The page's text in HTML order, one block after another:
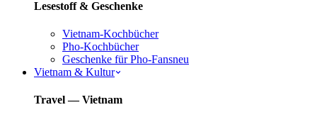
Lesestoff & Geschenke
Vietnam-Kochbücher
Pho-Kochbücher
Geschenke für Pho-Fansneu
Vietnam & Kultur
Travel — Vietnam